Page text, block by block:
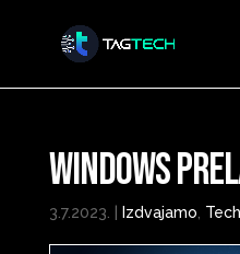
Windows
3.7.2023. Izdvajamo Tech